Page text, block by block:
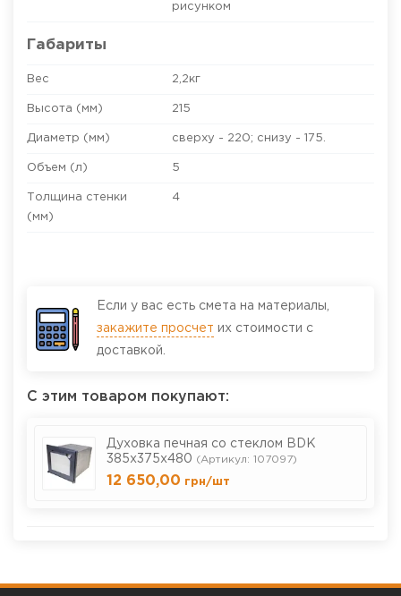
рисунком
Габариты
Вес 2,2кг
Высота (мм) 215
Диаметр (мм) сверху - 220; снизу - 175.
Объем (л) 5
Толщина стенки
(мм)
4
Если у вас есть смета на материалы,
закажите просчет их стоимости с
доставкой.
С этим товаром покупают:
Духовка печная со стеклом BDК
385х375х480 (Артикул: 107097)
12 650,00 грн/шт